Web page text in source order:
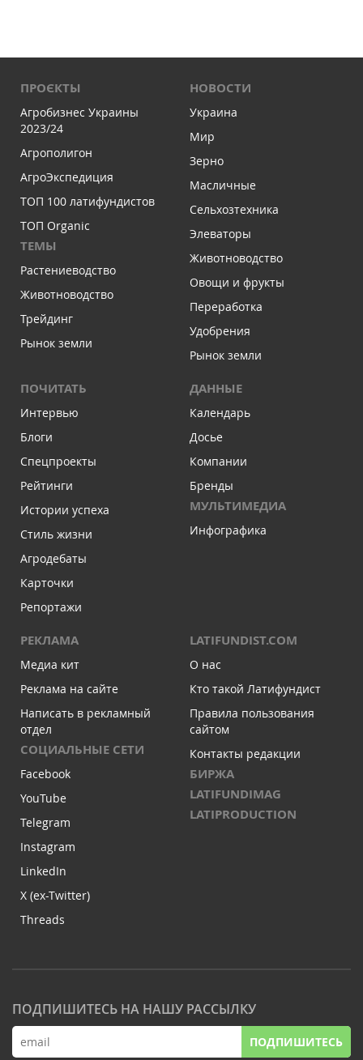
ПРОЄКТЫ
Агробизнес Украины
2023/24
Агрополигон
АгроЭкспедиция
ТОП 100 латифундистов
ТОП Organic
ТЕМЫ
Растениеводство
Животноводство
Трейдинг
Рынок земли
НОВОСТИ
Украина
Мир
Зерно
Масличные
Сельхозтехника
Элеваторы
Животноводство
Овощи и фрукты
Переработка
Удобрения
Рынок земли
ПОЧИТАТЬ
Интервью
Блоги
Спецпроекты
Рейтинги
Истории успеха
Стиль жизни
Агродебаты
Карточки
Репортажи
ДАННЫЕ
Календарь
Досье
Компании
Бренды
МУЛЬТИМЕДИА
Инфографика
РЕКЛАМА
Медиа кит
Реклама на сайте
Написать в рекламный
отдел
СОЦИАЛЬНЫЕ СЕТИ
Facebook
YouTube
Telegram
Instagram
LinkedIn
X (ex-Twitter)
Threads
LATIFUNDIST.COM
О нас
Кто такой Латифундист
Правила пользования
сайтом
Контакты редакции
БИРЖА
LATIFUNDIMAG
LATIPRODUCTION
ПОДПИШИТЕСЬ НА НАШУ РАССЫЛКУ
ПОДПИШИТЕСЬ